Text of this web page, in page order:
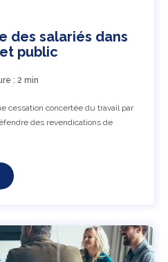
des salariés dans
public
: 2 min
cessation concertée du travail par
des revendications de